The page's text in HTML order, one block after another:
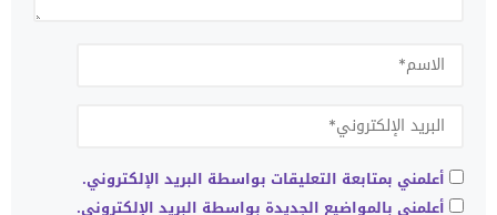
أعلمني بمتابعة التعليقات بواسطة البريد الإلكتروني.
أعلمني بالمواضيع الجديدة بواسطة البريد الإلكتروني.